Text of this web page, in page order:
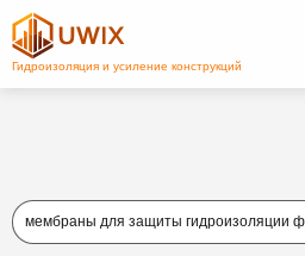
мембраны для защиты гидроизоляции